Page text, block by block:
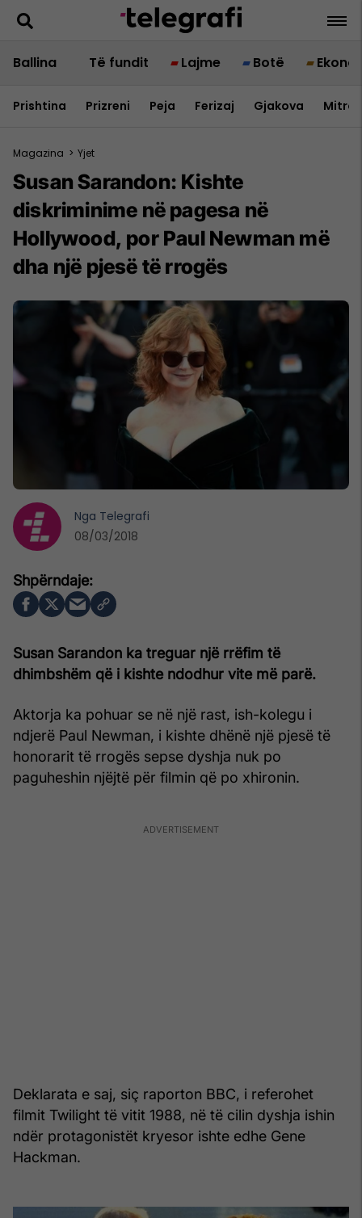
Ballina Të fundit Lajme Botë
Prishtina Prizreni Peja Ferizaj Gjakova
Magazina > Yjet
Susan Sarandon: Kishte
diskriminime në pagesa në
Hollywood, por Paul Newman më
dha një pjesë të rrogës
Susan Sarandon ka treguar një rrëfim të
dhimbshëm që i kishte ndodhur vite më parë.
Aktorja ka pohuar se në një rast, ish-kolegu i
ndjerë Paul Newman, i kishte dhënë një pjesë të
honorarit të rrogës sepse dyshja nuk po
paguheshin njëjtë për filmin që po xhironin.
Deklarata e saj, siç raporton BBC, i referohet
filmit Twilight të vitit 1988, në të cilin dyshja ishin
ndër protagonistët kryesor ishte edhe Gene
Hackman.
Nga Telegrafi
08/03/2018